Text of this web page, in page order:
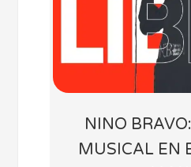
NINO
MUSICAL EN